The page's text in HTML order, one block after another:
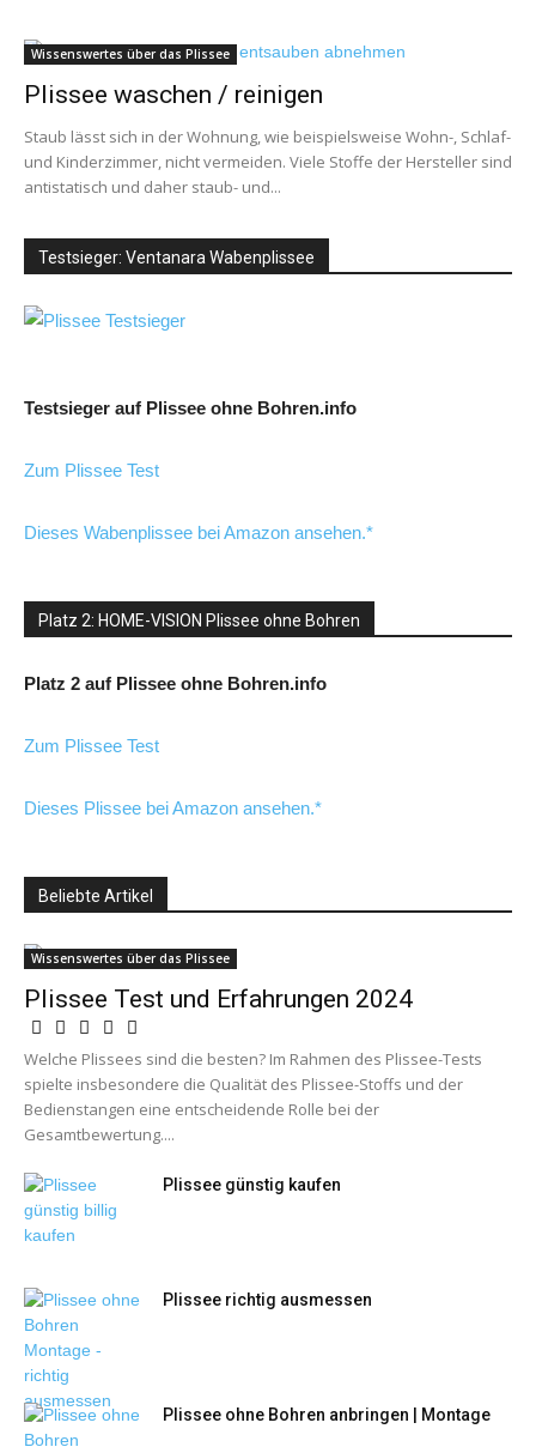
Wissenswertes über das Plissee
Plissee waschen / reinigen
Staub lässt sich in der Wohnung, wie beispielsweise Wohn-, Schlaf-
und Kinderzimmer, nicht vermeiden. Viele Stoffe der Hersteller sind
antistatisch und daher staub- und...
Testsieger: Ventanara Wabenplissee
Testsieger auf Plissee ohne Bohren.info
Zum Plissee Test
Dieses Wabenplissee bei Amazon ansehen.*
Platz 2: HOME-VISION Plissee ohne Bohren
Platz 2 auf Plissee ohne Bohren.info
Zum Plissee Test
Dieses Plissee bei Amazon ansehen.*
Beliebte Artikel
Wissenswertes über das Plissee
Plissee Test und Erfahrungen 2024
Welche Plissees sind die besten? Im Rahmen des Plissee-Tests
spielte insbesondere die Qualität des Plissee-Stoffs und der
Bedienstangen eine entscheidende Rolle bei der
Gesamtbewertung....
Plissee günstig kaufen
Plissee richtig ausmessen
Plissee ohne Bohren anbringen | Montage